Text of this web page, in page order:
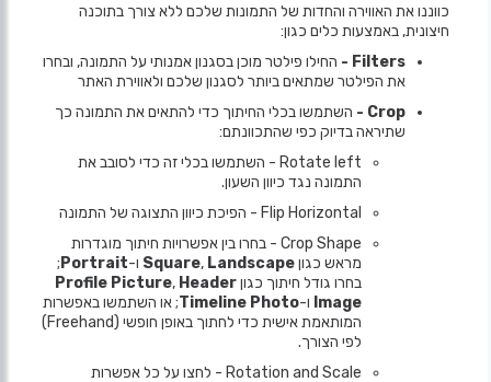
כווננו את האווירה והחדות של התמונות שלכם ללא צורך בתוכנה
חיצונית, באמצעות כלים כגון:
Filters -
החילו פילטר מוכן בסגנון אמנותי על התמונה, ובחרו
את הפילטר שמתאים ביותר לסגנון שלכם ולאווירת האתר
Crop -
השתמשו בכלי החיתוך כדי להתאים את התמונה כך
שתיראה בדיוק כפי שהתכוונתם:
Rotate left - השתמשו בכלי זה כדי לסובב את
התמונה נגד כיוון השעון.
Flip Horizontal - הפיכת כיוון התצוגה של התמונה
Crop Shape - בחרו בין אפשרויות חיתוך מוגדרות
מראש כגון
Square, Landscape ו-Portrait
;
בחרו גודל חיתוך כגון
Profile Picture, Header
Image ו-Timeline Photo; או השתמשו באפשרות
המותאמת אישית כדי לחתוך באופן חופשי (Freehand)
לפי הצורך.
Rotation and Scale - לחצו על כל אפשרות